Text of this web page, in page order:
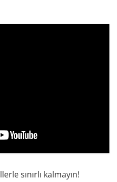
sınırlı kalmayın!